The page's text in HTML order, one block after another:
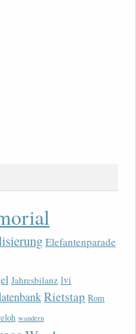
Elefantenparade
Jahresbilanz lvi
Rietstap Rom
wandern